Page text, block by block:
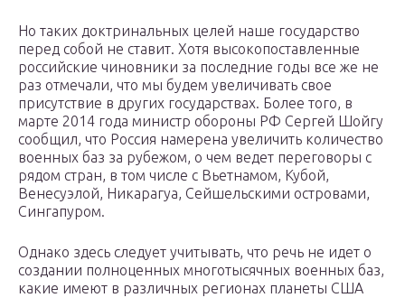
Но таких доктринальных целей наше государство
перед собой не ставит. Хотя высокопоставленные
российские чиновники за последние годы все же не
раз отмечали, что мы будем увеличивать свое
присутствие в других государствах. Более того, в
марте 2014 года министр обороны РФ Сергей Шойгу
сообщил, что Россия намерена увеличить количество
военных баз за рубежом, о чем ведет переговоры с
рядом стран, в том числе с Вьетнамом, Кубой,
Венесуэлой, Никарагуа, Сейшельскими островами,
Сингапуром.
Однако здесь следует учитывать, что речь не идет о
создании полноценных многотысячных военных баз,
какие имеют в различных регионах планеты США